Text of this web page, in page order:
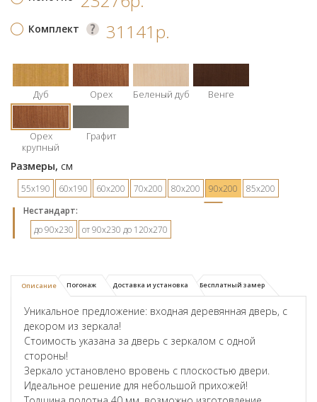
Комплект 31141р.
Дуб Орех Беленый дуб Венге
Орех
крупный
Графит
Размеры, см
55х190 60х190 60х200 70х200 80х200 90х200
85х200
Hестандарт:
до 90х230
от 90х230 до 120х270
Описание Погонаж Доставка и установка Бесплатный замер
Уникальное предложение: входная деревянная дверь, с
декором из зеркала!
Стоимость указана за дверь с зеркалом с одной
стороны!
Зеркало установлено вровень с плоскостью двери.
Идеальное решение для небольшой прихожей!